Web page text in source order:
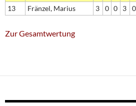
13
Fränzel, Marius 3 0 0 3
Zur Gesamtwertung